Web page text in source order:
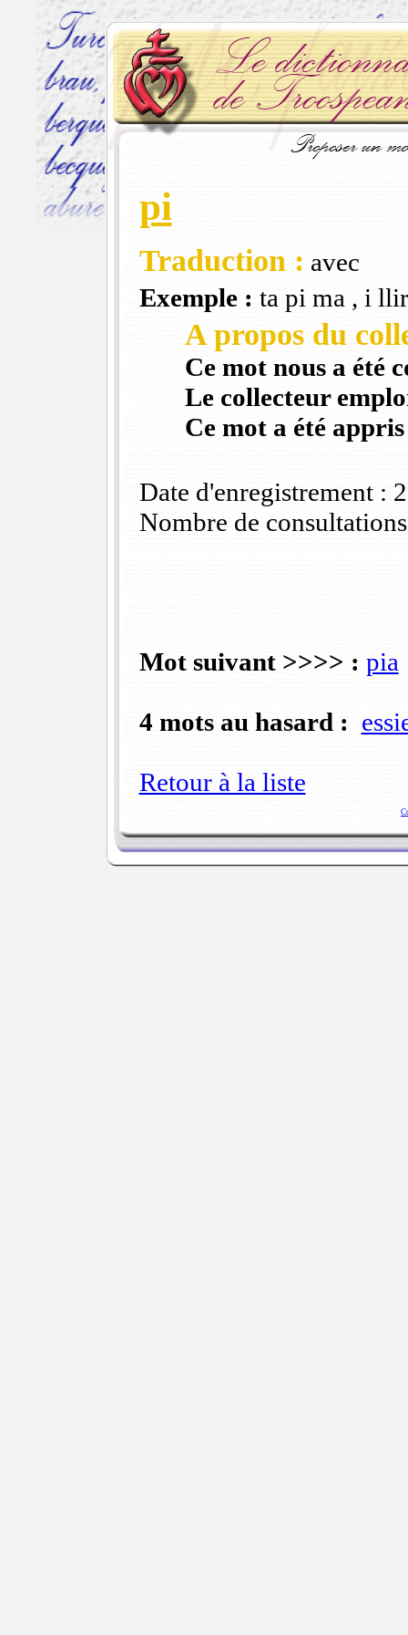
pi
Traduction : avec
Exemple : ta pi ma , i
A propos du
Ce mot nous a été
Le collecteur
Ce mot a été
Date d'enregistrement :
Nombre de
Mot suivant >>>> : pia
4 mots au hasard :
Retour à la liste